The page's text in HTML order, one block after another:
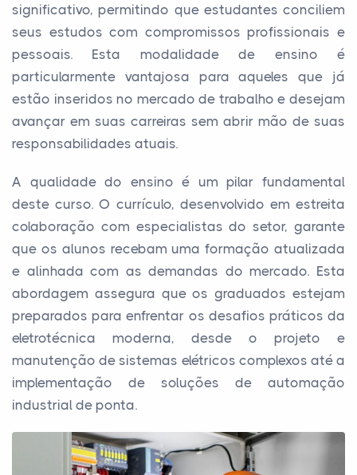
significativo, permitindo que estudantes conciliem
seus estudos com compromissos profissionais e
pessoais. Esta modalidade de ensino é
particularmente vantajosa para aqueles que já
estão inseridos no mercado de trabalho e desejam
avançar em suas carreiras sem abrir mão de suas
responsabilidades atuais.
A qualidade do ensino é um pilar fundamental
deste curso. O currículo, desenvolvido em estreita
colaboração com especialistas do setor, garante
que os alunos recebam uma formação atualizada
e alinhada com as demandas do mercado. Esta
abordagem assegura que os graduados estejam
preparados para enfrentar os desafios práticos da
eletrotécnica moderna, desde o projeto e
manutenção de sistemas elétricos complexos até a
implementação de soluções de automação
industrial de ponta.